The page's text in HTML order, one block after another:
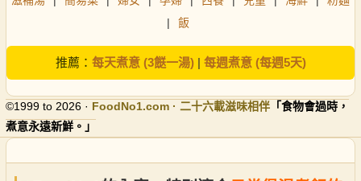
|
飯
推薦： 每天煮意 (3餸一湯)| 每週煮意 (每週5天)
©1999 to 2026 · FoodNo1.com · 二十六載滋味相伴 「食物會過時，
煮意永遠新鮮。」